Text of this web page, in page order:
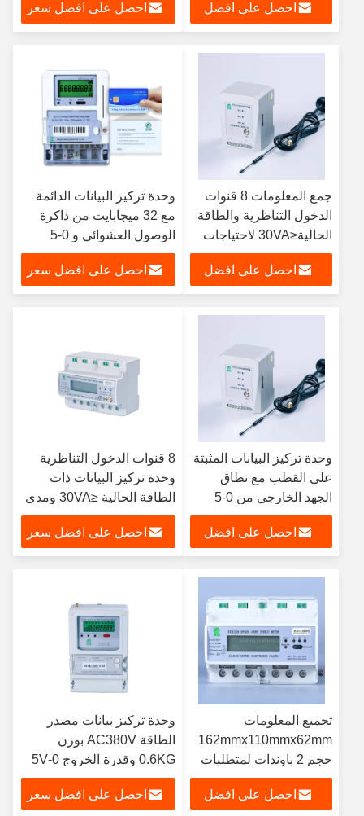
احصل على افضل
احصل على افضل سعر
جمع المعلومات 8 قنوات
الدخول التناظرية والطاقة
الحالية≤30VA لاحتياجات
تحليل البيانات
احصل على افضل
وحدة تركيز البيانات الدائمة
مع 32 ميجابايت من ذاكرة
الوصول العشوائي و 0-5
فولت نطاق الجهد الخارجي
احصل على افضل سعر
وحدة تركيز البيانات المثبتة
على القطب مع نطاق
الجهد الخارجي من 0-5
فولت
احصل على افضل
8 قنوات الدخول التناظرية
وحدة تركيز البيانات ذات
الطاقة الحالية ≤30VA ومدى
الجهد الخارجي 0-5V
احصل على افضل سعر
تجميع المعلومات
162mmx110mmx62mm
حجم 2 باوندات لمتطلبات
العملاء
احصل على افضل
وحدة تركيز بيانات مصدر
الطاقة AC380V بوزن
0.6KG وقدرة الخروج 0-5V
احصل على افضل سعر